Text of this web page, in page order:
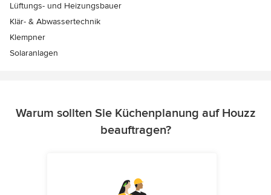
Lüftungs- und Heizungsbauer
Klär- & Abwassertechnik
Klempner
Solaranlagen
Warum sollten Sie Küchenplanung auf Houzz
beauftragen?